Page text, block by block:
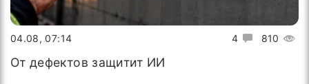
4 810
04.08, 07:14
От дефектов защитит ИИ